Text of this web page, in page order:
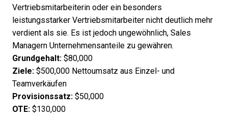
Vertriebsmitarbeiterin oder ein besonders
leistungsstarker Vertriebsmitarbeiter nicht deutlich mehr
verdient als sie. Es ist jedoch ungewöhnlich, Sales
Managern Unternehmensanteile zu gewähren.
Grundgehalt: $80,000
Ziele: $500,000 Nettoumsatz aus Einzel- und
Teamverkäufen
Provisionssatz: $50,000
OTE: $130,000